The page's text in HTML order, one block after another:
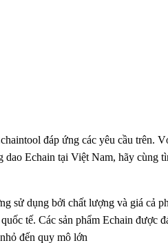
đáp ứng các yêu cầu trên.
Echain tại Việt Nam, hãy cùng
sử dụng bởi chất lượng và giá cả
tế. Các sản phẩm Echain được
đến quy mô lớn